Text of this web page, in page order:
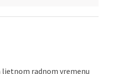
ljetnom radnom vremenu